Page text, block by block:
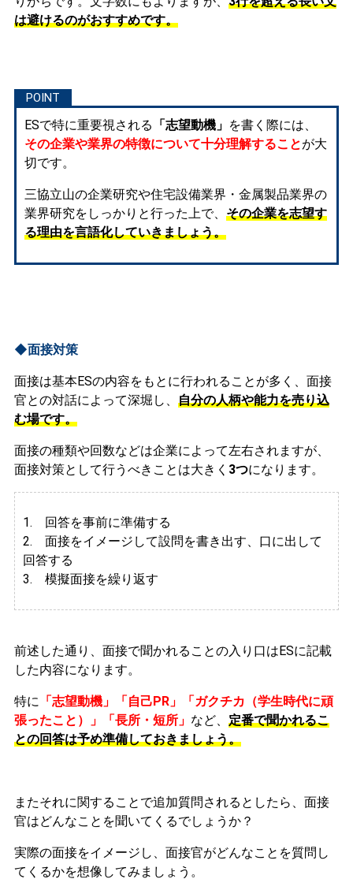
は避けるのがおすすめです。
ESで特に重要視される 「志望動機」 を書く際には、
その企業や業界の特徴について十分理解することが大
切です。
三協立山の企業研究や住宅設備業界・金属製品業界の
業界研究をしっかりと行った上で、 その企業を志望す
る理由を言語化していきましょう。
◆面接対策
面接は基本ESの内容をもとに行われることが多く、面接
官との対話によって深堀し、 自分の人柄や能力を売り込
む場です。
面接の種類や回数などは企業によって左右されますが、
面接対策として行うべきことは大きく 3つになります。
1. 回答を事前に準備する
2. 面接をイメージして設問を書き出す、口に出して
回答する
3. 模擬面接を繰り返す
前述した通り、面接で聞かれることの入り口はESに記載
した内容になります。
特に 「志望動機」「自己PR」「ガクチカ（学生時代に頑
張ったこと）」「長所・短所」 など、 定番で聞かれるこ
との回答は予め準備しておきましょう。
またそれに関することで追加質問されるとしたら、面接
官はどんなことを聞いてくるでしょうか？
実際の面接をイメージし、面接官がどんなことを質問し
てくるかを想像してみましょう。